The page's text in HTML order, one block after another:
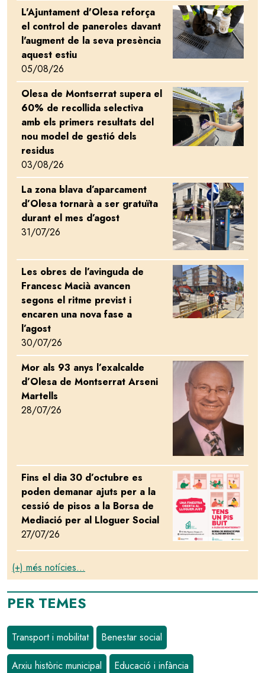
L'Ajuntament d'Olesa reforça
el control de paneroles davant
l'augment de la seva presència
aquest estiu
05/08/26
Image
Olesa de Montserrat supera el
60% de recollida selectiva
amb els primers resultats del
nou model de gestió dels
residus
03/08/26
Image
La zona blava d’aparcament
d’Olesa tornarà a ser gratuïta
durant el mes d’agost
31/07/26
Image
Les obres de l’avinguda de
Francesc Macià avancen
segons el ritme previst i
encaren una nova fase a
l’agost
30/07/26
Image
Mor als 93 anys l’exalcalde
d’Olesa de Montserrat Arseni
Martells
28/07/26
Image
Fins el dia 30 d’octubre es
poden demanar ajuts per a la
cessió de pisos a la Borsa de
Mediació per al Lloguer Social
27/07/26
Image
(+) més notícies...
PER TEMES
Transport i mobilitat Benestar social
Arxiu històric municipal Educació i infància